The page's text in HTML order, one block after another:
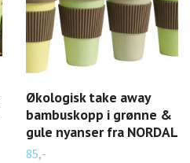
Økologisk take away
bambuskopp i grønne &
gule nyanser fra NORDAL
85,-